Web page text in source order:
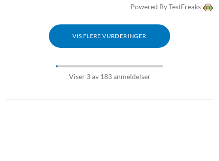
Powered By TestFreaks
VIS FLERE VURDERINGER
Viser 3 av 183 anmeldelser